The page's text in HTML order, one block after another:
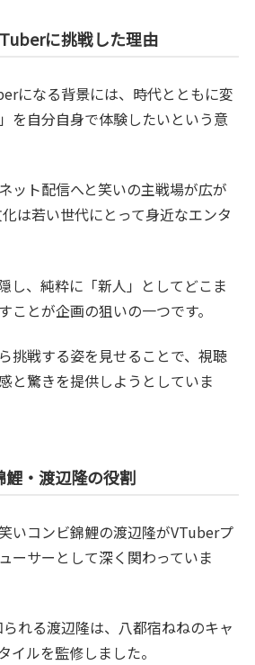
に挑戦した理由
になる背景には、時代とともに変
を自分自身で体験したいという意
ット配信へと笑いの主戦場が広が
は若い世代にとって身近なエンタ
し、純粋に「新人」としてどこま
ことが企画の狙いの一つです。
挑戦する姿を見せることで、視聴
と驚きを提供しようとしていま
鯉・渡辺隆の役割
いコンビ錦鯉の渡辺隆がVTuberプ
ーサーとして深く関わっていま
れる渡辺隆は、八都宿ねねのキャ
イルを監修しました。